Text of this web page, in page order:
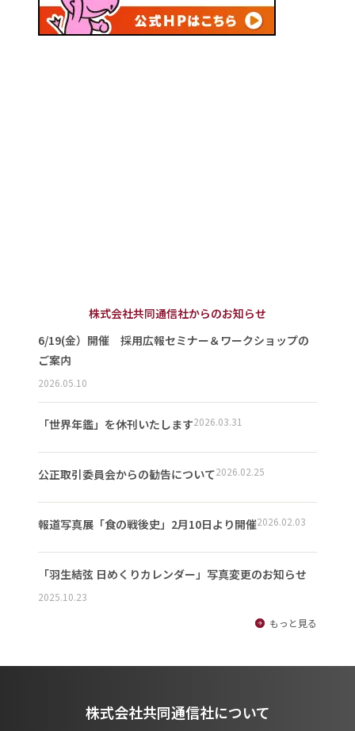
株式会社共同通信社からのお知らせ
6/19(金）開催 採用広報セミナー＆ワークショップの
ご案内
2026.05.10
「世界年鑑」を休刊いたします2026.03.31
公正取引委員会からの勧告について2026.02.25
報道写真展「食の戦後史」2月10日より開催2026.02.03
「羽生結弦 日めくりカレンダー」写真変更のお知らせ
2025.10.23
もっと見る
株式会社共同通信社について